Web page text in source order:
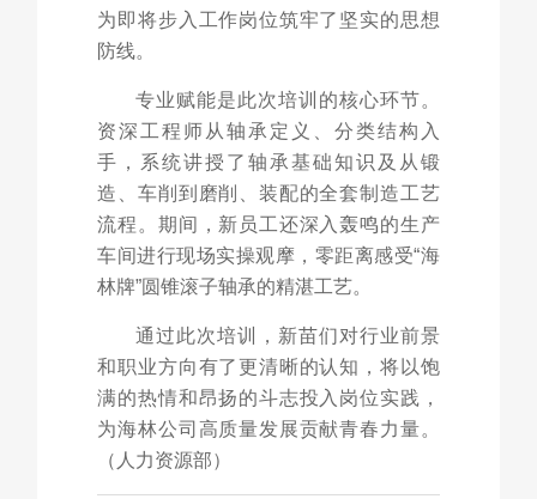
为即将步入工作岗位筑牢了坚实的思想
防线。
专业赋能是此次培训的核心环节。
资深工程师从轴承定义、分类结构入
手，系统讲授了轴承基础知识及从锻
造、车削到磨削、装配的全套制造工艺
流程。期间，新员工还深入轰鸣的生产
车间进行现场实操观摩，零距离感受“海
林牌”圆锥滚子轴承的精湛工艺。
通过此次培训，新苗们对行业前景
和职业方向有了更清晰的认知，将以饱
满的热情和昂扬的斗志投入岗位实践，
为海林公司高质量发展贡献青春力量。
（人力资源部）